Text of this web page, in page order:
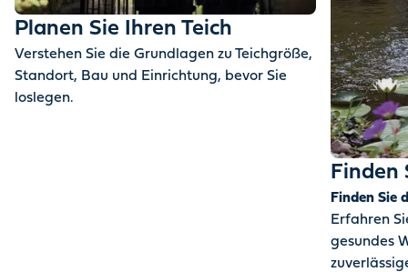
Planen Sie Ihren Teich
Verstehen Sie die Grundlagen zu Teichgröße,
Standort, Bau und Einrichtung, bevor Sie
loslegen.
Finden
Finden Sie
Erfahren
gesundes